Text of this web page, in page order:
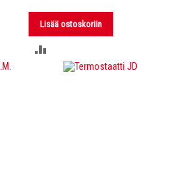
Lisää ostoskoriin
VERTAILUUN